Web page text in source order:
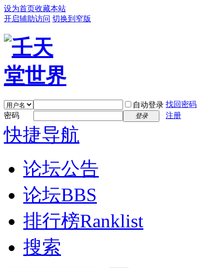
设为首页收藏本站
开启辅助访问 切换到窄版
自动登录 找回密码
密码
登录 注册
快捷导航
论坛公告
论坛BBS
排行榜Ranklist
搜索